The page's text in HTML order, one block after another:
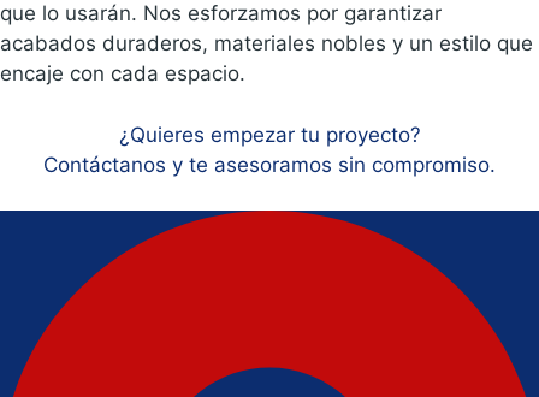
que lo usarán. Nos esforzamos por garantizar
acabados duraderos, materiales nobles y un estilo que
encaje con cada espacio.
¿Quieres empezar tu proyecto?
Contáctanos y te asesoramos sin compromiso.